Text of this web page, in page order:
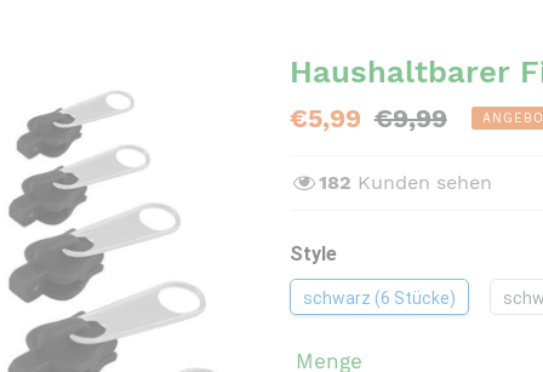
Haushaltbarer
Sonderpreis
€5,99 Normaler
€9,99
182 Kunden sehen
Style
schwarz (6 Stücke)
Menge